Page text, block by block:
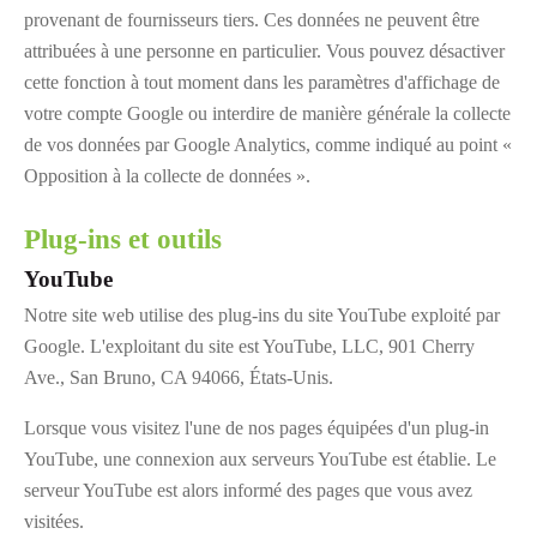
provenant de fournisseurs tiers. Ces données ne peuvent être
attribuées à une personne en particulier. Vous pouvez désactiver
cette fonction à tout moment dans les paramètres d'affichage de
votre compte Google ou interdire de manière générale la collecte
de vos données par Google Analytics, comme indiqué au point «
Opposition à la collecte de données ».
Plug-ins et outils
YouTube
Notre site web utilise des plug-ins du site YouTube exploité par
Google. L'exploitant du site est YouTube, LLC, 901 Cherry
Ave., San Bruno, CA 94066, États-Unis.
Lorsque vous visitez l'une de nos pages équipées d'un plug-in
YouTube, une connexion aux serveurs YouTube est établie. Le
serveur YouTube est alors informé des pages que vous avez
visitées.